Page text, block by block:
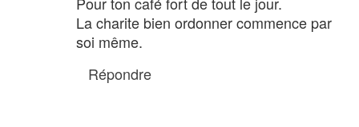
La charite bien ordonner commence par
soi même.
Répondre